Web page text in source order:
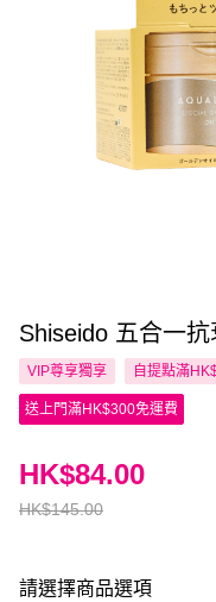
Shiseido 五合一
VIP尊享獨享 自提點滿
送上門滿HK$300免運費
HK$145.00
HK$84.00
請選擇商品選項